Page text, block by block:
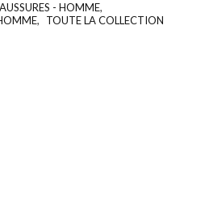
- HOMME,
,
TOUTE LA COLLECTION